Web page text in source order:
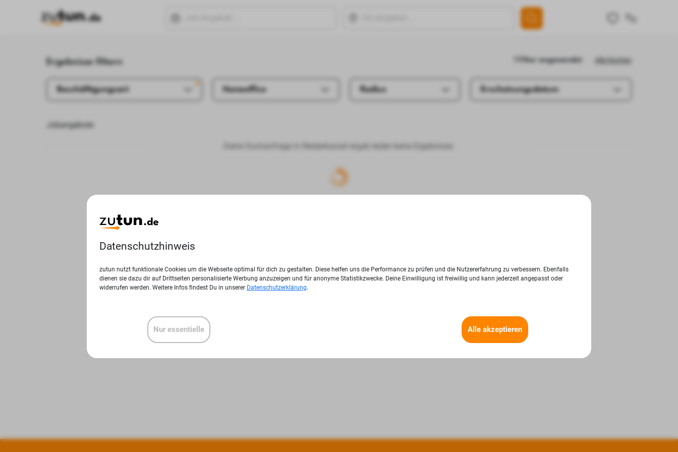
Ergebnisse filtern Alle löschen
1 Filter angewendet
Beschäftigungsart Homeoffice Radius Erscheinungsdatum
Jobangebote
Deine Suchanfrage in Niederkassel ergab leider keine Ergebnisse.
Datenschutzhinweis
zutun nutzt funktionale Cookies um die Webseite optimal für dich zu gestalten. Diese helfen uns die Performance zu prüfen und die Nutzererfahrung zu verbessern. Ebenfalls
dienen sie dazu dir auf Drittseiten personalisierte Werbung anzuzeigen und für anonyme Statistikzwecke. Deine Einwilligung ist freiwillig und kann jederzeit angepasst oder
widerrufen werden. Weitere Infos findest Du in unserer Datenschutzerklärung.
Alle akzeptieren
Nur essentielle